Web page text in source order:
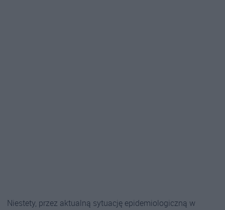
Niestety, przez aktualną sytuację epidemiologiczną w